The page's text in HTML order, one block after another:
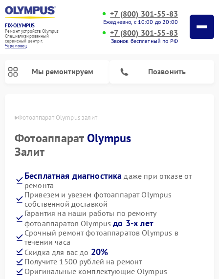
FIX-OLYMPUS
Ремонт устройств Olympus
Специализированный
cервисный центр г.
Череповец
+7 (800) 301-55-83
Ежедневно, с 10:00 до 20:00
+7 (800) 301-55-83
Звонок бесплатный по РФ
Мы ремонтируем Позвонить
Фотоаппарат Olympus залит
Фотоаппарат Olympus
Залит
Бесплатная диагностика даже при отказе от
ремонта
Привезем и увезем фотоаппарат Olympus
собственной доставкой
Гарантия на наши работы по ремонту
фотоаппаратов Olympusдо 3-х лет
Срочный ремонт фотоаппаратов Olympus в
течении часа
Скидка для вас до 20%
Получите 1500 рублей на ремонт
Оригинальные комплектующие Olympus